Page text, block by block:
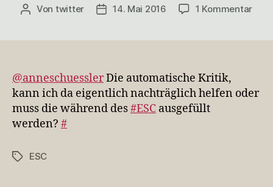
Beitragsautor
Von twitter Veröffentlichungsdatum
14. Mai 2016 1 Kommentarzu
ich…
@anneschuesslerDie automatische Kritik,
kann ich da eigentlich nachträglich helfen oder
muss die während des#ESC ausgefüllt
werden? #
Schlagwörter
ESC